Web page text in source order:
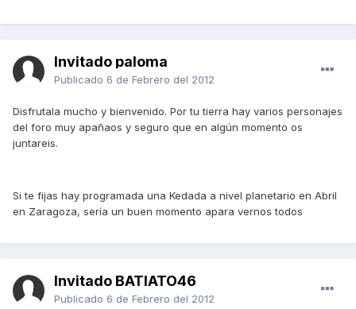
Invitado paloma
Publicado 6 de Febrero del 2012
Disfrutala mucho y bienvenido. Por tu tierra hay varios personajes
del foro muy apañaos y seguro que en algún momento os
juntareis.
Si te fijas hay programada una Kedada a nivel planetario en Abril
en Zaragoza, sería un buen momento apara vernos todos
Invitado BATIATO46
Publicado 6 de Febrero del 2012